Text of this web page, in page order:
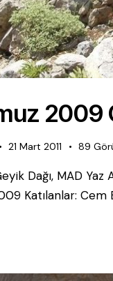
2009
21 Mart 2011 89
Dağı, MAD
Katılanlar: Cem